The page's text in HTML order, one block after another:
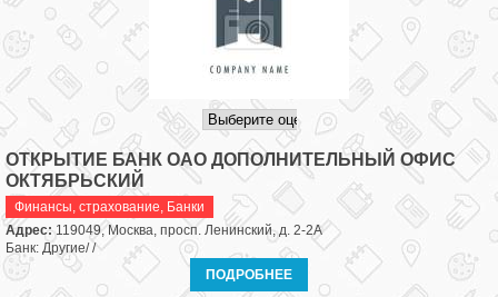
ОТКРЫТИЕ БАНК ОАО ДОПОЛНИТЕЛЬНЫЙ ОФИС
ОКТЯБРЬСКИЙ
Финансы, страхование, Банки
Адрес:119049, Москва, просп. Ленинский, д. 2-2А
Банк: Другие/ /
ПОДРОБНЕЕ